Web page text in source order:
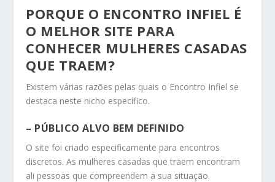
PORQUE O ENCONTRO INFIEL É
O MELHOR SITE PARA
CONHECER MULHERES CASADAS
QUE TRAEM?
Existem várias razões pelas quais o Encontro Infiel se
destaca neste nicho específico.
– PÚBLICO ALVO BEM DEFINIDO
O site foi criado especificamente para encontros
discretos. As mulheres casadas que traem encontram
ali pessoas que compreendem a sua situação.